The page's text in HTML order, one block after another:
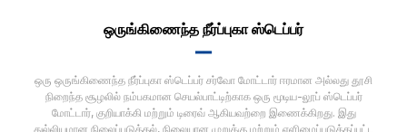
ஒருங்கிணைந்த நீர்ப்புகா ஸ்டெப்பர்
▂▂
ஒரு ஒருங்கிணைந்த நீர்ப்புகா ஸ்டெப்பர் சர்வோ மோட்டார் ஈரமான அல்லது தூசி
நிறைந்த சூழலில் நம்பகமான செயல்பாட்டிற்காக ஒரு மூடிய-லூப் ஸ்டெப்பர்
மோட்டார், குறியாக்கி மற்றும் டிரைவ் ஆகியவற்றை இணைக்கிறது. இது
துல்லியமான நிலைப்படுத்தல், நிலையான முறுக்கு மற்றும் எளிமைப்படுத்தப்பட்ட